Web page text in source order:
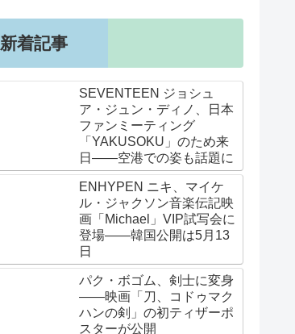
新着記事
SEVENTEEN ジョシュ
ア・ジュン・ディノ、日本
ファンミーティング
「YAKUSOKU」のため来
日——空港での姿も話題に
ENHYPEN ニキ、マイケ
ル・ジャクソン音楽伝記映
画「Michael」VIP試写会に
登場——韓国公開は5月13
日
パク・ボゴム、剣士に変身
——映画「刀、コドゥマク
ハンの剣」の初ティザーポ
スターが公開